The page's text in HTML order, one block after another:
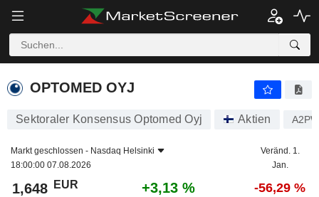
OPTOMED OYJ
OPTOMED OYJ
Sektoraler Konsensus Optomed Oyj Aktien
Markt geschlossen - Nasdaq Helsinki
18:00:00 07.08.2026
Veränd. 1.
Jan.
1,648 EUR +3,13 % -56,29 %